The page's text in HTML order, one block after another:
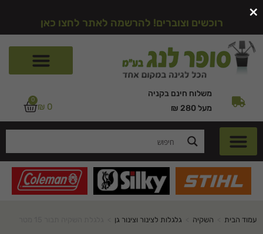
רוכשים וצוברים! להרשמה לאתר לחצו כאן
משלוח חינם בקניה
מעל 280 ₪
₪ 0
0
עמוד הבית השקיה גלגלות לצינור וצינור גן
×